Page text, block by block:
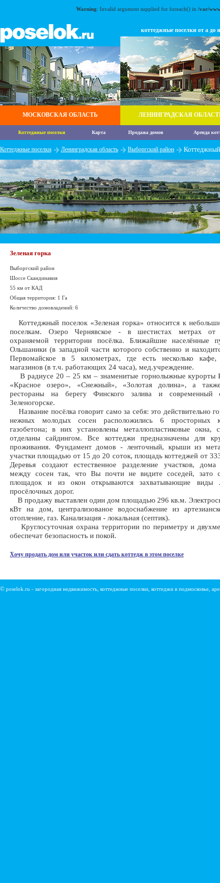
Warning: Invalid argument supplied for foreach() in /var/
МОСКОВСКАЯ ОБЛАСТЬ
коттеджные поселки от а до я
ЛЕНИНГРАДСКАЯ
Коттеджные поселки Карта Продажа домов Аренда
Коттеджные поселки Ленинградская область Выборгский район Коттеджный
Зеленая горка
Выборгский район
Шоссе Скандинавия
55 км от КАД
Общая территория: 1 Га
Количество домовладений: 6
Коттеджный поселок «Зеленая горка» относится к
поселкам. Озеро Чернявское - в шестистах метрах от
охраняемой территории посёлка. Ближайшие населённые
Ольшаники (в западной части которого собственно и
Первомайское в 5 километрах, где есть несколько кафе,
магазинов (в т.ч. работающих 24 часа), мед.учреждение.
В радиусе 20 – 25 км – знаменитые горнолыжные курорты
«Красное озеро», «Снежный», «Золотая долина», а
рестораны на берегу Финского залива и современный
Зеленогорске.
Название посёлка говорит само за себя: это действительно
нежных молодых сосен расположились 6 просторных
газобетона; в них установлены металлопластиковые окна,
отделаны сайдингом. Все коттеджи предназначены для
проживания. Фундамент домов - ленточный, крыши из
участки площадью от 15 до 20 соток, площадь коттеджей от
Деревья создают естественное разделение участков,
между сосен так, что Вы почти не видите соседей, зато
площадок и из окон открываются захватывающие виды
просёлочных дорог.
В продажу выставлен один дом площадью 296 кв.м.
кВт на дом, централизованое водоснабжение из
отопление, газ. Канализация - локальная (септик).
Круглосуточная охрана территории по периметру и
обеспечат безопасность и покой.
Хочу продать дом или участок или сдать коттедж в этом поселке
© poselok.ru - загородная недвижимость, коттеджные поселки, коттеджи в подмосковье,